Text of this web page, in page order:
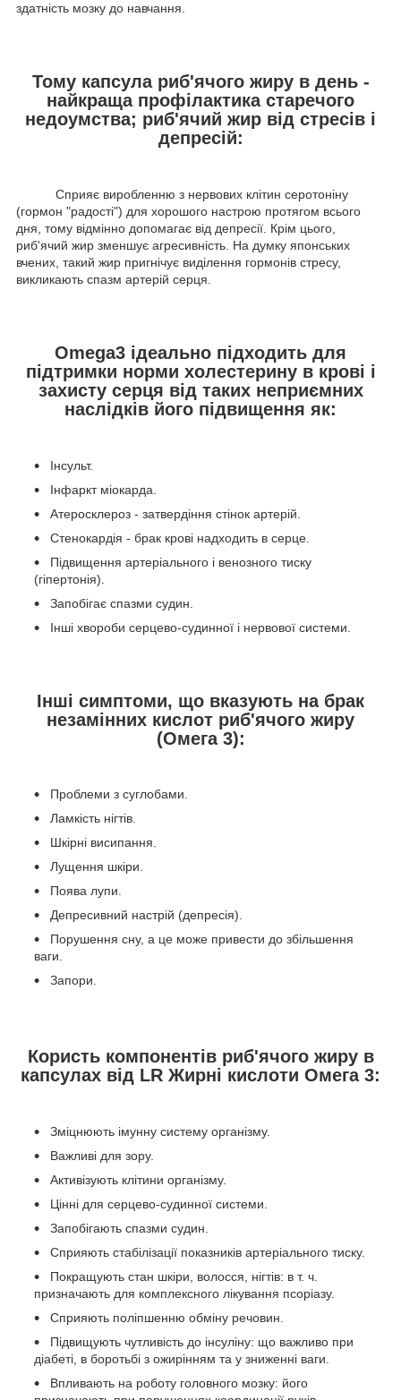
здатність мозку до навчання.
Тому капсула риб'ячого жиру в день -
найкраща профілактика старечого
недоумства; риб'ячий жир від стресів і
депресій:
Сприяє виробленню з нервових клітин серотоніну
(гормон "радості") для хорошого настрою протягом всього
дня, тому відмінно допомагає від депресії. Крім цього,
риб'ячий жир зменшує агресивність. На думку японських
вчених, такий жир пригнічує виділення гормонів стресу,
викликають спазм артерій серця.
Omega3 ідеально підходить для
підтримки норми холестерину в крові і
захисту серця від таких неприємних
наслідків його підвищення як:
Інсульт.
Інфаркт міокарда.
Атеросклероз - затвердіння стінок артерій.
Стенокардія - брак крові надходить в серце.
Підвищення артеріального і венозного тиску
(гіпертонія).
Запобігає спазми судин.
Інші хвороби серцево-судинної і нервової системи.
Інші симптоми, що вказують на брак
незамінних кислот риб'ячого жиру
(Омега 3):
Проблеми з суглобами.
Ламкість нігтів.
Шкірні висипання.
Лущення шкіри.
Поява лупи.
Депресивний настрій (депресія).
Порушення сну, а це може привести до збільшення
ваги.
Запори.
Користь компонентів риб'ячого жиру в
капсулах від LR Жирні кислоти Омега 3:
Зміцнюють імунну систему організму.
Важливі для зору.
Активізують клітини організму.
Цінні для серцево-судинної системи.
Запобігають спазми судин.
Сприяють стабілізації показників артеріального тиску.
Покращують стан шкіри, волосся, нігтів: в т. ч.
призначають для комплексного лікування псоріазу.
Сприяють поліпшенню обміну речовин.
Підвищують чутливість до інсуліну: що важливо при
діабеті, в боротьбі з ожирінням та у зниженні ваги.
Впливають на роботу головного мозку: його